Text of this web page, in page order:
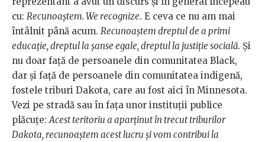
cu: Recunoaștem. We recognize. E ceva ce nu am mai
întâlnit până acum. Recunoaștem dreptul de a primi
educație, dreptul la șanse egale, dreptul la justiție socială. Și
nu doar față de persoanele din comunitatea Black,
dar și față de persoanele din comunitatea indigenă,
fostele triburi Dakota, care au fost aici în Minnesota.
Vezi pe stradă sau în fața unor instituții publice
plăcuțe:Acest teritoriu a aparținut în trecut triburilor
Dakota, recunoaștem acest lucru și vom contribui la